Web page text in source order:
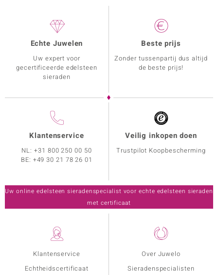
Klantenservice
Echtheidscertificaat
Over Juwelo
Sieradenspecialisten
Echte Juwelen
Uw expert voor
gecertificeerde edelsteen
sieraden
Beste prijs
Zonder tussenpartij dus altijd
de beste prijs!
Klantenservice
NL:+31 800 250 00 50
BE: +49 30 21 78 26 01
Veilig inkopen doen
Trustpilot Koopbescherming
Uw online edelsteen sieradenspecialist voor echte edelsteen sieraden
met certificaat